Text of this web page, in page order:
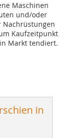
Maschinen
und/oder
Nachrüstungen
Kaufzeitpunkt
Markt tendiert.
in